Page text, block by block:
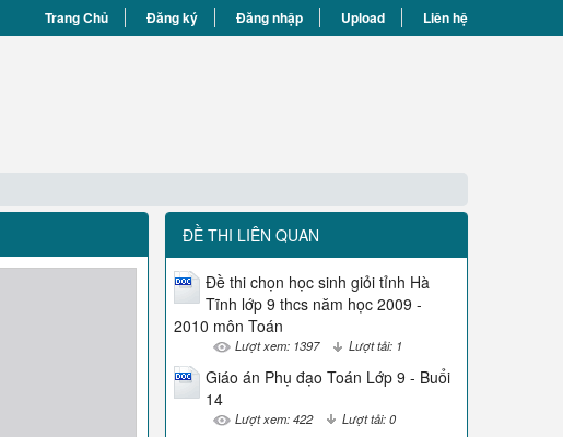
Trang Chủ Đăng ký Đăng nhập Upload Liên hệ
ĐỀ THI LIÊN QUAN
Đề thi chọn học sinh giỏi tỉnh Hà
Tĩnh lớp 9 thcs năm học 2009 -
2010 môn Toán
Lượt xem: 1397 Lượt tải: 1
Giáo án Phụ đạo Toán Lớp 9 - Buổi
14
Lượt xem: 422 Lượt tải: 0